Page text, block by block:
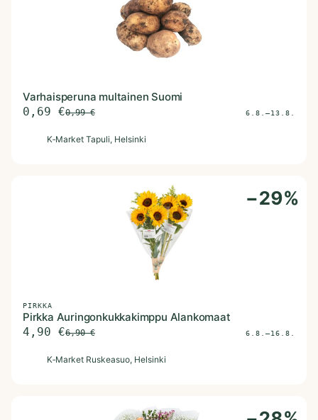
Varhaisperuna multainen Suomi
0,69 €0,99€ 6.8.–13.8.
K‑Market Tapuli, Helsinki
−29%
PIRKKA
Pirkka Auringonkukkakimppu Alankomaat
4,90 €6,90€ 6.8.–16.8.
K‑Market Ruskeasuo, Helsinki